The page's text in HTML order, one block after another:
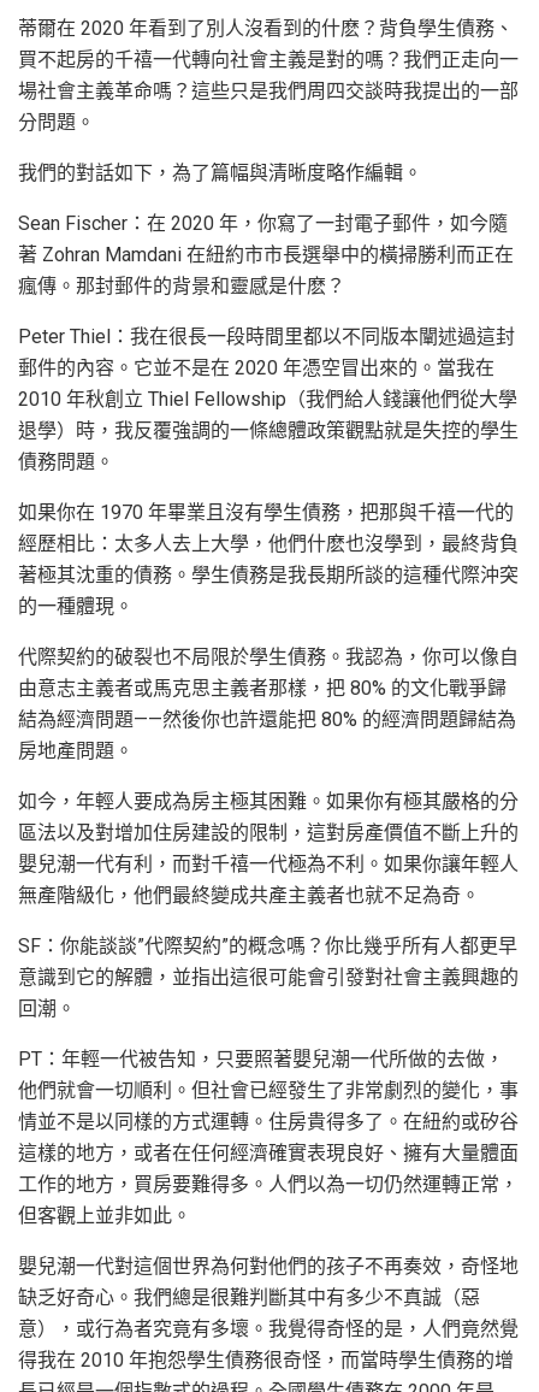
蒂爾在 2020 年看到了別人沒看到的什麽？背負學生債務、
買不起房的千禧一代轉向社會主義是對的嗎？我們正走向一
場社會主義革命嗎？這些只是我們周四交談時我提出的一部
分問題。
我們的對話如下，為了篇幅與清晰度略作編輯。
Sean Fischer：在 2020 年，你寫了一封電子郵件，如今隨
著 Zohran Mamdani 在紐約市市長選舉中的橫掃勝利而正在
瘋傳。那封郵件的背景和靈感是什麽？
Peter Thiel：我在很長一段時間里都以不同版本闡述過這封
郵件的內容。它並不是在 2020 年憑空冒出來的。當我在
2010 年秋創立 Thiel Fellowship（我們給人錢讓他們從大學
退學）時，我反覆強調的一條總體政策觀點就是失控的學生
債務問題。
如果你在 1970 年畢業且沒有學生債務，把那與千禧一代的
經歷相比：太多人去上大學，他們什麽也沒學到，最終背負
著極其沈重的債務。學生債務是我長期所談的這種代際沖突
的一種體現。
代際契約的破裂也不局限於學生債務。我認為，你可以像自
由意志主義者或馬克思主義者那樣，把 80% 的文化戰爭歸
結為經濟問題——然後你也許還能把 80% 的經濟問題歸結為
房地產問題。
如今，年輕人要成為房主極其困難。如果你有極其嚴格的分
區法以及對增加住房建設的限制，這對房產價值不斷上升的
嬰兒潮一代有利，而對千禧一代極為不利。如果你讓年輕人
無產階級化，他們最終變成共產主義者也就不足為奇。
SF：你能談談”代際契約”的概念嗎？你比幾乎所有人都更早
意識到它的解體，並指出這很可能會引發對社會主義興趣的
回潮。
PT：年輕一代被告知，只要照著嬰兒潮一代所做的去做，
他們就會一切順利。但社會已經發生了非常劇烈的變化，事
情並不是以同樣的方式運轉。住房貴得多了。在紐約或矽谷
這樣的地方，或者在任何經濟確實表現良好、擁有大量體面
工作的地方，買房要難得多。人們以為一切仍然運轉正常，
但客觀上並非如此。
嬰兒潮一代對這個世界為何對他們的孩子不再奏效，奇怪地
缺乏好奇心。我們總是很難判斷其中有多少不真誠（惡
意），或行為者究竟有多壞。我覺得奇怪的是，人們竟然覺
得我在 2010 年抱怨學生債務很奇怪，而當時學生債務的增